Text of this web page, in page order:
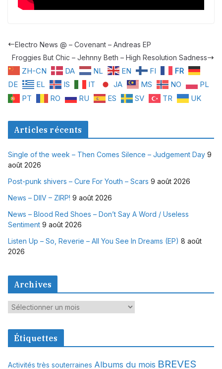
Electro News @ – Covenant – Andreas EP
Froggies But Chic – Jehnny Beth – High Resolution Sadness
ZH-CN DA NL EN FI
FR
DE
EL IS IT JA MS NO
PL
PT
RO RU ES SV TR UK
Articles récents
Single of the week – Then Comes Silence – Judgement Day 9
août 2026
Post-punk shivers – Cure For Youth – Scars 9 août 2026
News – DIIV – ZIRP! 9 août 2026
News – Blood Red Shoes – Don’t Say A Word / Useless
Sentiment 9 août 2026
Listen Up – So, Reverie – All You See In Dreams (EP) 8 août
2026
Archives
A
c
Étiquettes
Activités très souterraines Albums du mois BREVES